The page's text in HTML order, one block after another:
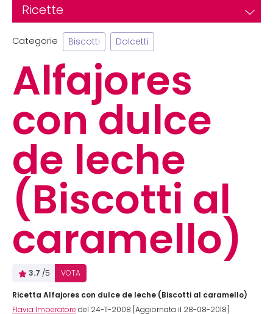
Ricette
Categorie Biscotti Dolcetti
Alfajores
con dulce
de leche
(Biscotti al
caramello)
3.7 /5 VOTA
Ricetta Alfajores con dulce de leche (Biscotti al caramello)
Flavia Imperatore del 24-11-2008 [Aggiornata il 28-08-2018]